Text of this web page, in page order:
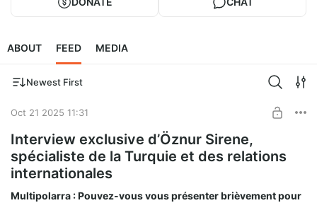
ABOUT FEED MEDIA
Newest First
Oct 21 2025 11:31
Interview exclusive d’Öznur Sirene,
spécialiste de la Turquie et des relations
internationales
Multipolarra : Pouvez-vous vous présenter brièvement pour